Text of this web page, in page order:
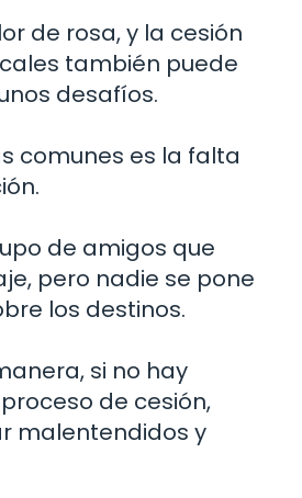
de rosa, y la cesión
también puede
desafíos.
comunes es la falta
de amigos que
pero nadie se pone
los destinos.
si no hay
de cesión,
malentendidos y